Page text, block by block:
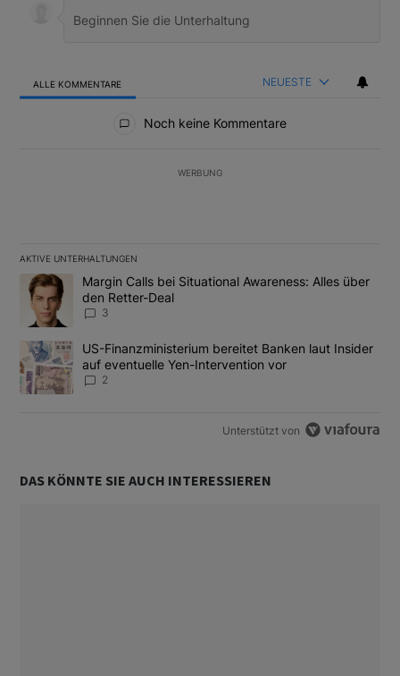
ALLE KOMMENTARE NEUESTE
Noch keine Kommentare
WERBUNG
AKTIVE UNTERHALTUNGEN
Das Folgende ist eine Liste der am meisten kommentierten
Ein Trendartikel mit dem Titel "Margin Calls bei Situational
Margin Calls bei Situational Awareness: Alles über
den Retter-Deal
3
Ein Trendartikel mit dem Titel "US-Finanzministerium bereitet
US-Finanzministerium bereitet Banken laut Insider
auf eventuelle Yen-Intervention vor
2
Unterstützt von
DAS KÖNNTE SIE AUCH INTERESSIEREN